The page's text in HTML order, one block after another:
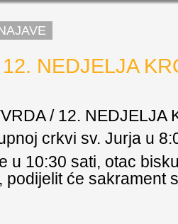
NEDJELJA
/ 12. NEDJELJA
crkvi sv. Jurja u
u 10:30 sati, otac
podijelit će sakrament